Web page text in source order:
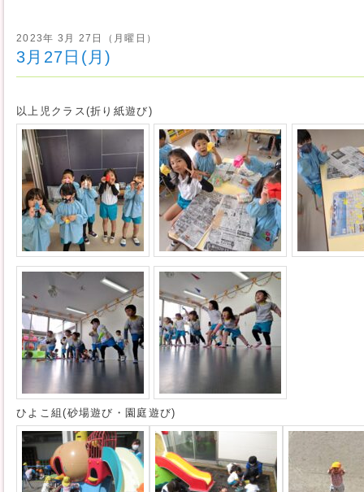
2023年 3月 27日（月曜日）
3月27日(月)
以上児クラス(折り紙遊び)
ひよこ組(砂場遊び・園庭遊び)